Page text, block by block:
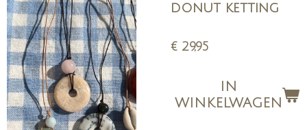
donut ketting
€ 29,95
IN
WINKELWAGEN